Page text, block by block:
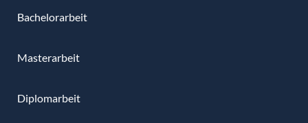
Bachelorarbeit
Masterarbeit
Diplomarbeit